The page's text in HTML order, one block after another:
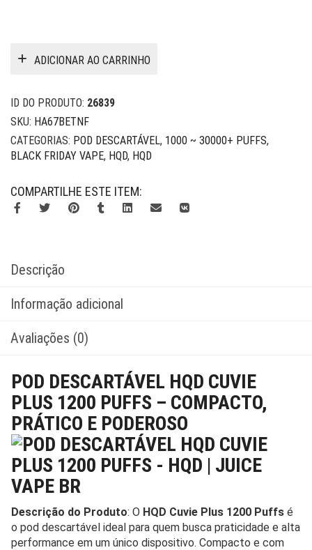
ADICIONAR AO CARRINHO
ID DO PRODUTO: 26839
SKU: HA67BETNF
CATEGORIAS: POD DESCARTÁVEL, 1000 ~ 30000+ PUFFS,
BLACK FRIDAY VAPE, HQD, HQD
COMPARTILHE ESTE ITEM:
Descrição
Informação adicional
Avaliações (0)
POD DESCARTÁVEL HQD CUVIE
PLUS 1200 PUFFS – COMPACTO,
PRÁTICO E PODEROSO
Descrição do Produto: O HQD Cuvie Plus 1200 Puffs é
o pod descartável ideal para quem busca praticidade e alta
performance em um único dispositivo. Compacto e com